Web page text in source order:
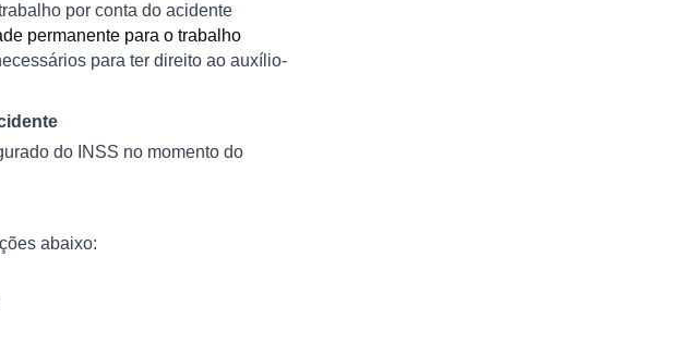
por conta do acidente
permanente para o trabalho
para ter direito ao auxílio-
do INSS no momento do
abaixo: